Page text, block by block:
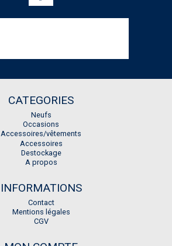
CATEGORIES
Neufs
Occasions
Accessoires/vêtements
Accessoires
Destockage
A propos
INFORMATIONS
Contact
Mentions légales
CGV